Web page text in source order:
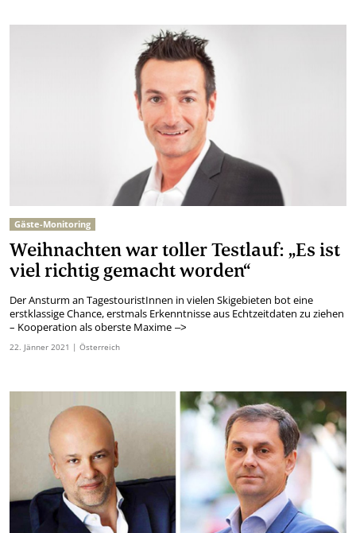
Gäste-Monitoring
Weihnachten war toller Testlauf: „Es ist
viel richtig gemacht worden“
Der Ansturm an TagestouristInnen in vielen Skigebieten bot eine
erstklassige Chance, erstmals Erkenntnisse aus Echtzeitdaten zu ziehen
– Kooperation als oberste Maxime–>
22. Jänner2021 | Österreich